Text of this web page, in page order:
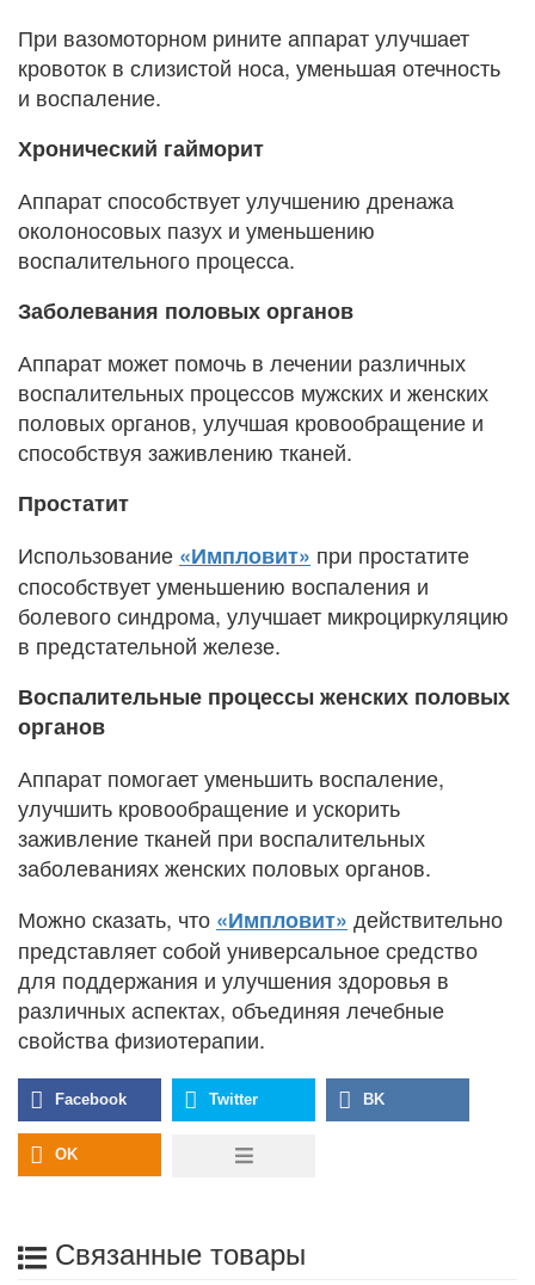
При вазомоторном рините аппарат улучшает
кровоток в слизистой носа, уменьшая отечность
и воспаление.
Хронический гайморит
Аппарат способствует улучшению дренажа
околоносовых пазух и уменьшению
воспалительного процесса.
Заболевания половых органов
Аппарат может помочь в лечении различных
воспалительных процессов мужских и женских
половых органов, улучшая кровообращение и
способствуя заживлению тканей.
Простатит
Использование «Импловит» при простатите
способствует уменьшению воспаления и
болевого синдрома, улучшает микроциркуляцию
в предстательной железе.
Воспалительные процессы женских половых
органов
Аппарат помогает уменьшить воспаление,
улучшить кровообращение и ускорить
заживление тканей при воспалительных
заболеваниях женских половых органов.
Можно сказать, что «Импловит» действительно
представляет собой универсальное средство
для поддержания и улучшения здоровья в
различных аспектах, объединяя лечебные
свойства физиотерапии.
Связанные товары